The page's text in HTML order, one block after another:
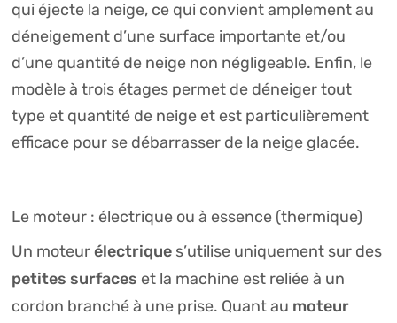
qui éjecte la neige, ce qui convient amplement au
déneigement d’une surface importante et/ou
d’une quantité de neige non négligeable. Enfin, le
modèle à trois étages permet de déneiger tout
type et quantité de neige et est particulièrement
efficace pour se débarrasser de la neige glacée.
Le moteur : électrique ou à essence (thermique)
Un moteurélectriques’utilise uniquement sur des
petites surfaces et la machine est reliée à un
cordon branché à une prise. Quant au moteur